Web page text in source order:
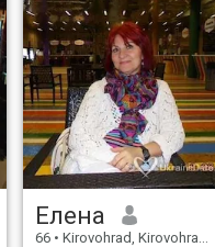
Елена
66 • Kirovohrad, Kirovohrad, Ukrania